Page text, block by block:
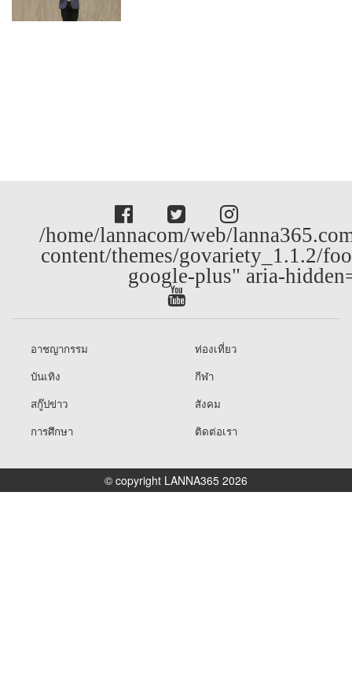
/home/lannacom/web/
content/themes/govariety_1.1.2/
google-plus" aria-
อาชญากรรม
ท่องเที่ยว
บันเทิง
กีฬา
สกู๊ปข่าว
สังคม
การศึกษา
ติดต่อเรา
© copyright LANNA365 2026